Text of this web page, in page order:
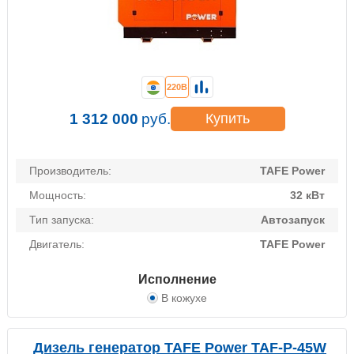
Производитель:
TAFE Power
Мощность:
32 кВт
Тип запуска:
Автозапуск
Двигатель:
TAFE Power
Исполнение
В кожухе
220В
1 312 000 руб. Купить
Дизель генератор TAFE Power TAF-P-45W